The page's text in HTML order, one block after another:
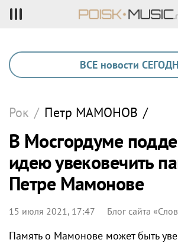
ВСЕ новости
Рок / Петр МАМОНОВ /
В Мосгордуме
идею увековечить
Петре Мамонове
15 июля 2021, 17:47 Блог сайта
Память о Мамонове может быть